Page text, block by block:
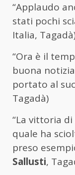
“Applaudo
stati pochi
Italia,
“Ora è il
buona
portato al
Tagadà)
“La vittoria
quale ha
preso
Sallusti,